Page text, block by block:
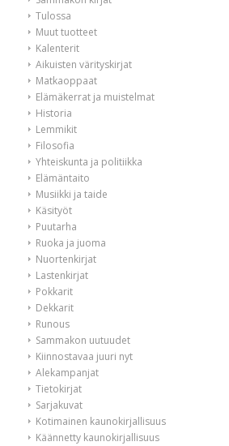
Tulossa
Muut tuotteet
Kalenterit
Aikuisten värityskirjat
Matkaoppaat
Elämäkerrat ja muistelmat
Historia
Lemmikit
Filosofia
Yhteiskunta ja politiikka
Elämäntaito
Musiikki ja taide
Käsityöt
Puutarha
Ruoka ja juoma
Nuortenkirjat
Lastenkirjat
Pokkarit
Dekkarit
Runous
Sammakon uutuudet
Kiinnostavaa juuri nyt
Alekampanjat
Tietokirjat
Sarjakuvat
Kotimainen kaunokirjallisuus
Käännetty kaunokirjallisuus